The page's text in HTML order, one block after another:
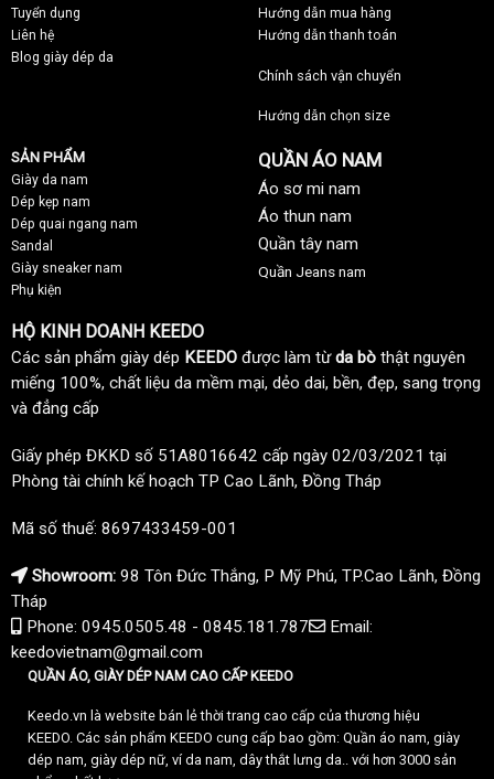
Tuyển dụng
Liên hệ
Blog giày dép da
Hướng dẫn mua hàng
Hướng dẫn thanh toán
Chính sách vận chuyển
Hướng dẫn chọn size
SẢN PHẨM
Giày da nam
Dép kẹp nam
Dép quai ngang nam
Sandal
Giày sneaker nam
Phụ kiện
QUẦN ÁO NAM
Áo sơ mi nam
Áo thun nam
Quần tây nam
Quần Jeans nam
HỘ KINH DOANH KEEDO
Các sản phẩm giày dép KEEDO được làm từda bò thật nguyên
miếng 100%, chất liệu da mềm mại, dẻo dai, bền, đẹp, sang trọng
và đẳng cấp
Giấy phép ĐKKD số 51A8016642 cấp ngày 02/03/2021 tại
Phòng tài chính kế hoạch TP Cao Lãnh, Đồng Tháp
Mã số thuế: 8697433459-001
Showroom: 98 Tôn Đức Thắng, P Mỹ Phú, TP.Cao Lãnh, Đồng
Tháp
Phone: 0945.0505.48 - 0845.181.787
Email:
keedovietnam@gmail.com
QUẦN ÁO, GIÀY DÉP NAM CAO CẤP KEEDO
Keedo.vn là website bán lẻ thời trang cao cấp của thương hiệu
KEEDO. Các sản phẩm KEEDO cung cấp bao gồm: Quần áo nam, giày
dép nam, giày dép nữ, ví da nam, dây thắt lưng da.. với hơn 3000 sản